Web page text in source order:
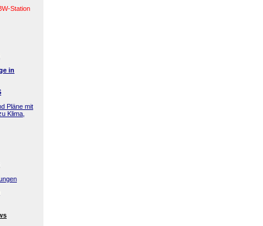
Station
in
Pläne mit
Klima,